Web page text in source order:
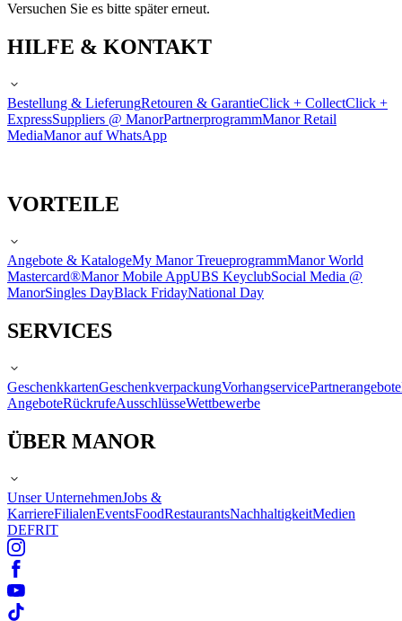
Versuchen Sie es bitte später erneut.
HILFE & KONTAKT
Bestellung & LieferungRetouren & GarantieClick + CollectClick +
ExpressSuppliers @ ManorPartnerprogrammManor Retail
MediaManor auf WhatsApp
VORTEILE
Angebote & KatalogeMy Manor TreueprogrammManor World
Mastercard®Manor Mobile AppUBS KeyclubSocial Media @
ManorSingles DayBlack FridayNational Day
SERVICES
GeschenkkartenGeschenkverpackungVorhangservicePartnerangebote
AngeboteRückrufeAusschlüsseWettbewerbe
ÜBER MANOR
Unser UnternehmenJobs &
KarriereFilialenEventsFoodRestaurantsNachhaltigkeitMedien
DEFRIT